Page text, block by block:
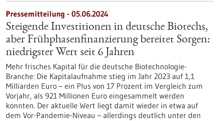
Pressemitteilung - 05.06.2024
Steigende Investitionen in deutsche Biotechs,
aber Frühphasenfinanzierung bereitet Sorgen:
niedrigster Wert seit 6 Jahren
Mehr frisches Kapital für die deutsche Biotechnologie-
Branche: Die Kapitalaufnahme stieg im Jahr 2023 auf 1,1
Milliarden Euro – ein Plus von 17 Prozent im Vergleich zum
Vorjahr, als 921 Millionen Euro eingesammelt werden
konnten. Der aktuelle Wert liegt damit wieder in etwa auf
dem Vor-Pandemie-Niveau – allerdings deutlich unter den